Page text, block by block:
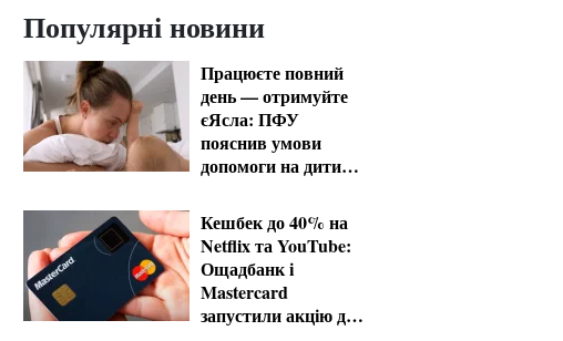
Популярні новини
Працюєте повний
день — отримуйте
єЯсла: ПФУ
пояснив умови
допомоги на дитину
Кешбек до 40% на
Netflix та YouTube:
Ощадбанк і
Mastercard
запустили акцію до